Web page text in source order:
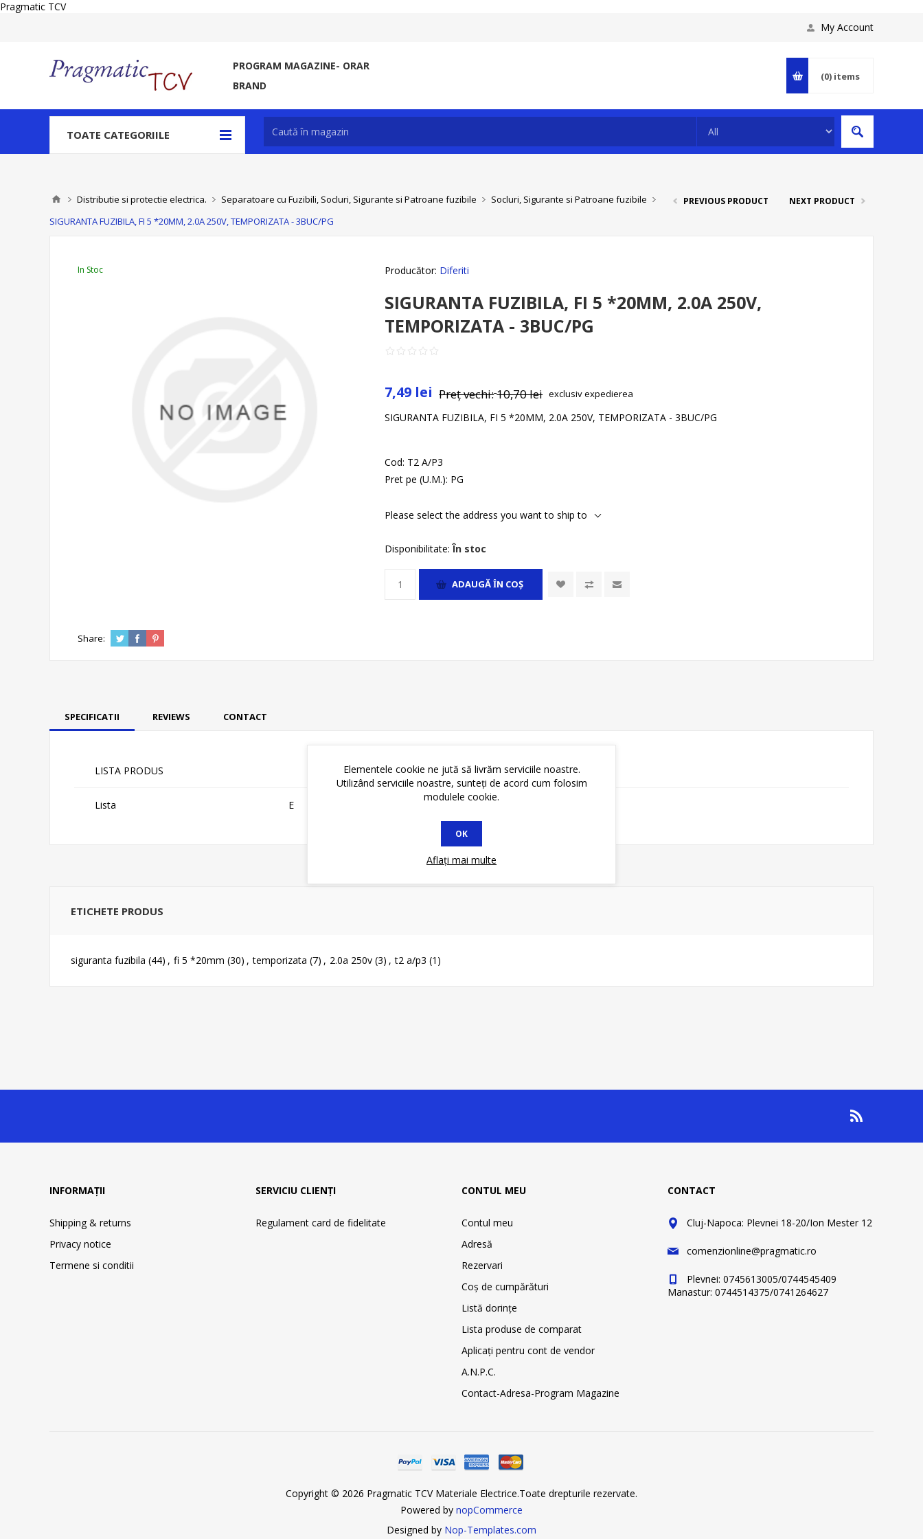
Pragmatic TCV
My Account
PROGRAM MAGAZINE- ORAR
BRAND
(0) items
TOATE CATEGORIILE
Distributie si protectie electrica. Separatoare cu Fuzibili, Socluri, Sigurante si Patroane fuzibile
Socluri, Sigurante si Patroane fuzibile
SIGURANTA FUZIBILA, FI 5 *20MM, 2.0A 250V, TEMPORIZATA - 3BUC/PG
PREVIOUS PRODUCT NEXT PRODUCT
In Stoc Producător: Diferiti
SIGURANTA FUZIBILA, FI 5 *20MM, 2.0A 250V,
TEMPORIZATA - 3BUC/PG
7,49 lei Preț vechi:10,70 lei exclusivexpedierea
SIGURANTA FUZIBILA, FI 5 *20MM, 2.0A 250V, TEMPORIZATA - 3BUC/PG
Cod: T2 A/P3
Pret pe (U.M.): PG
Please select the address you want to ship to
Disponibilitate: În stoc
ADAUGĂ ȊN COŞ
Share:
SPECIFICATII REVIEWS CONTACT
LISTA PRODUS
Lista E
ETICHETE PRODUS
siguranta fuzibila (44) , fi 5 *20mm (30) , temporizata (7) , 2.0a 250v (3) , t2 a/p3 (1)
INFORMAȚII
Shipping & returns
Privacy notice
Termene si conditii
SERVICIU CLIENȚI
Regulament card de fidelitate
CONTUL MEU
Contul meu
Adresă
Rezervari
Coş de cumpărături
Listă dorințe
Lista produse de comparat
Aplicați pentru cont de vendor
A.N.P.C.
Contact-Adresa-Program Magazine
CONTACT
Cluj-Napoca: Plevnei 18-20/Ion Mester 12
comenzionline@pragmatic.ro
Plevnei: 0745613005/0744545409
Manastur: 0744514375/0741264627
Copyright © 2026 Pragmatic TCV Materiale Electrice.Toate drepturile rezervate.
Powered by nopCommerce
Designed by Nop-Templates.com
Elementele cookie ne jută să livrăm serviciile noastre.
Utilizând serviciile noastre, sunteți de acord cum folosim
modulele cookie.
OK
Aflați mai multe